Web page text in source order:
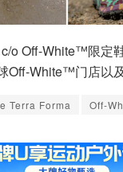
o Off-White™限定
White™门店以及
Terra Forma Off-